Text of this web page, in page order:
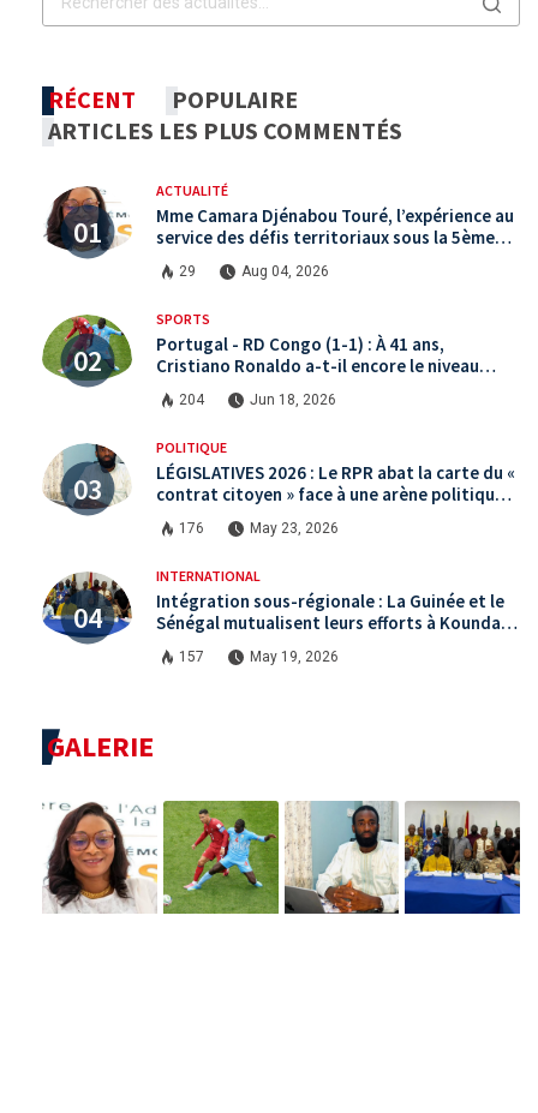
RÉCENT
POPULAIRE
ARTICLES LES PLUS COMMENTÉS
ACTUALITÉ
Mme Camara Djénabou Touré, l’expérience au
service des défis territoriaux sous la 5ème
République
29 Aug 04, 2026
SPORTS
Portugal - RD Congo (1-1) : À 41 ans,
Cristiano Ronaldo a-t-il encore le niveau
international ?
204 Jun 18, 2026
POLITIQUE
LÉGISLATIVES 2026 : Le RPR abat la carte du «
contrat citoyen » face à une arène politique
saturée.
176 May 23, 2026
INTERNATIONAL
Intégration sous-régionale : La Guinée et le
Sénégal mutualisent leurs efforts à Koundara
via le programme RéZo
157 May 19, 2026
GALERIE